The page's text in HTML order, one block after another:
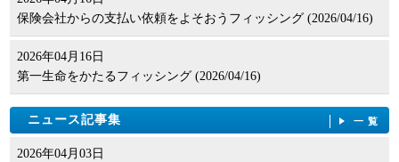
保険会社からの支払い依頼をよそおうフィッシング (2026/04/16)
2026年04月16日
第一生命をかたるフィッシング (2026/04/16)
ニュース記事集 一覧
2026年04月03日